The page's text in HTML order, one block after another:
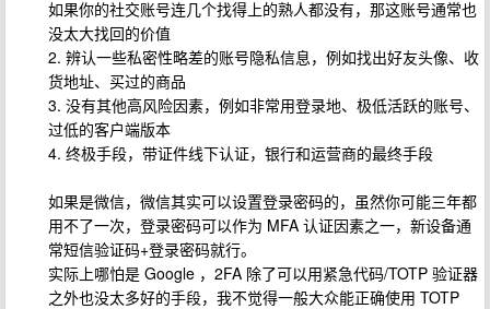
如果你的社交账号连几个找得上的熟人都没有，那这账号通常也
没太大找回的价值
2. 辨认一些私密性略差的账号隐私信息，例如找出好友头像、收
货地址、买过的商品
3. 没有其他高风险因素，例如非常用登录地、极低活跃的账号、
过低的客户端版本
4. 终极手段，带证件线下认证，银行和运营商的最终手段
如果是微信，微信其实可以设置登录密码的，虽然你可能三年都
用不了一次，登录密码可以作为 MFA 认证因素之一，新设备通
常短信验证码+登录密码就行。
实际上哪怕是 Google ，2FA 除了可以用紧急代码/TOTP 验证器
之外也没太多好的手段，我不觉得一般大众能正确使用 TOTP